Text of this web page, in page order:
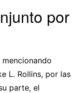
por
L. Rollins, por las
parte, el